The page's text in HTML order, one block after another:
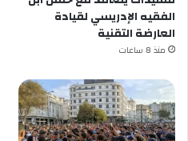
الفقيه الإدريسي لقيادة
العارضة التقنية
منذ 8 ساعات